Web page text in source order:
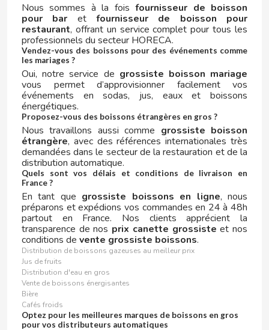
KAÑAMERO
KAS
KELIA
KELLOGG´S
KINGPIN
KIT KAT
KNOPPERS
KRYPTON
Nous sommes à la foisfournisseur de boisson
pour bar etfournisseur de boisson pour
restaurant, offrant un service complet pour tous les
professionnels du secteur HORECA.
Vendez-vous des boissons pour des événements comme
les mariages ?
Oui, notre service de grossiste boisson mariage
vous permet d’approvisionner facilement vos
événements en sodas, jus, eaux et boissons
énergétiques.
Proposez-vous des boissons étrangères en gros ?
Nous travaillons aussi comme grossiste boisson
étrangère, avec des références internationales très
demandées dans le secteur de la restauration et de la
distribution automatique.
Quels sont vos délais et conditions de livraison en
France ?
En tant que grossiste boissons en ligne, nous
préparons et expédions vos commandes en 24 à 48h
partout en France. Nos clients apprécient la
transparence de nos prix canette grossiste et nos
conditions de vente grossiste boissons.
Distribution de boissons gazeuses au meilleur prix
Jus de fruits
Distribution d'eau en gros
Vente de boissons énergisantes
Bière
Cafés froids
Optez pour les meilleures marques de boissons en gros
pour vos distributeurs automatiques